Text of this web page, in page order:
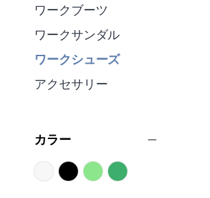
カラー
ワークブーツ
ワークサンダル
ワークシューズ
アクセサリー